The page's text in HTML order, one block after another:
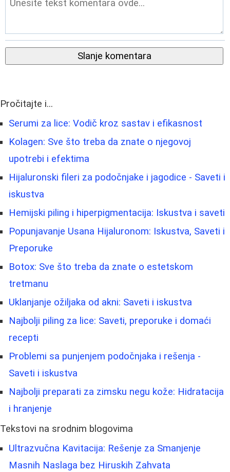
Slanje komentara
Pročitajte i...
Serumi za lice: Vodič kroz sastav i efikasnost
Kolagen: Sve što treba da znate o njegovoj
upotrebi i efektima
Hijaluronski fileri za podočnjake i jagodice - Saveti i
iskustva
Hemijski piling i hiperpigmentacija: Iskustva i saveti
Popunjavanje Usana Hijaluronom: Iskustva, Saveti i
Preporuke
Botox: Sve što treba da znate o estetskom
tretmanu
Uklanjanje ožiljaka od akni: Saveti i iskustva
Najbolji piling za lice: Saveti, preporuke i domaći
recepti
Problemi sa punjenjem podočnjaka i rešenja -
Saveti i iskustva
Najbolji preparati za zimsku negu kože: Hidratacija
i hranjenje
Tekstovi na srodnim blogovima
Ultrazvučna Kavitacija: Rešenje za Smanjenje
Masnih Naslaga bez Hiruskih Zahvata